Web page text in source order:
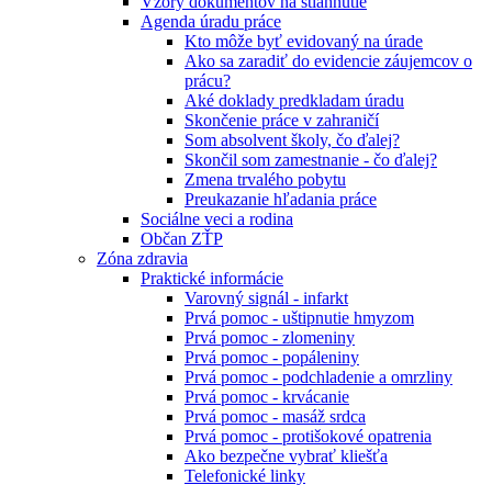
Agenda úradu práce
Kto môže byť evidovaný na úrade
Ako sa zaradiť do evidencie záujemcov o
prácu?
Aké doklady predkladam úradu
Skončenie práce v zahraničí
Som absolvent školy, čo ďalej?
Skončil som zamestnanie - čo ďalej?
Zmena trvalého pobytu
Preukazanie hľadania práce
Sociálne veci a rodina
Občan ZŤP
Zóna zdravia
Praktické informácie
Varovný signál - infarkt
Prvá pomoc - uštipnutie hmyzom
Prvá pomoc - zlomeniny
Prvá pomoc - popáleniny
Prvá pomoc - podchladenie a omrzliny
Prvá pomoc - krvácanie
Prvá pomoc - masáž srdca
Prvá pomoc - protišokové opatrenia
Ako bezpečne vybrať kliešťa
Telefonické linky